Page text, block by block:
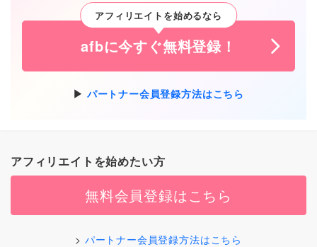
アフィリエイトを始めるなら
afbに今すぐ無料登録！
パートナー会員登録方法はこちら
アフィリエイトを始めたい方
無料会員登録はこちら
パートナー会員登録方法はこちら